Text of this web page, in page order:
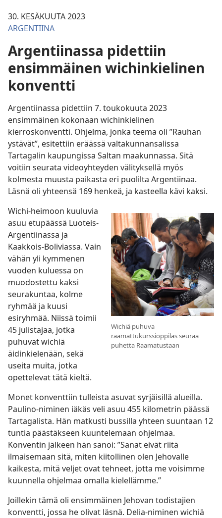
30. KESÄKUUTA 2023
ARGENTIINA
Argentiinassa pidettiin
ensimmäinen wichinkielinen
konventti
Argentiinassa pidettiin 7. toukokuuta 2023
ensimmäinen kokonaan wichinkielinen
kierroskonventti. Ohjelma, jonka teema oli ”Rauhan
ystävät”, esitettiin eräässä valtakunnansalissa
Tartagalin kaupungissa Saltan maakunnassa. Sitä
voitiin seurata videoyhteyden välityksellä myös
kolmesta muusta paikasta eri puolilta Argentiinaa.
Läsnä oli yhteensä 169 henkeä, ja kasteella kävi kaksi.
Wichiä puhuva
raamattukurssioppilas seuraa
puhetta Raamatustaan
Wichi-heimoon kuuluvia
asuu etupäässä Luoteis-
Argentiinassa ja
Kaakkois-Boliviassa. Vain
vähän yli kymmenen
vuoden kuluessa on
muodostettu kaksi
seurakuntaa, kolme
ryhmää ja kuusi
esiryhmää. Niissä toimii
45 julistajaa, jotka
puhuvat wichiä
äidinkielenään, sekä
useita muita, jotka
opettelevat tätä kieltä.
Monet konventtiin tulleista asuvat syrjäisillä alueilla.
Paulino-niminen iäkäs veli asuu 455 kilometrin päässä
Tartagalista. Hän matkusti bussilla yhteen suuntaan 12
tuntia päästäkseen kuuntelemaan ohjelmaa.
Konventin jälkeen hän sanoi: ”Sanat eivät riitä
ilmaisemaan sitä, miten kiitollinen olen Jehovalle
kaikesta, mitä veljet ovat tehneet, jotta me voisimme
kuunnella ohjelmaa omalla kielellämme.”
Joillekin tämä oli ensimmäinen Jehovan todistajien
konventti, jossa he olivat läsnä. Delia-niminen wichiä